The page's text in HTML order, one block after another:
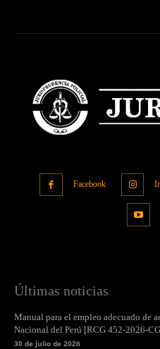
Facebook
Últimas noticias
Manual para el empleo adecuado de
Nacional del Perú [RCG 452-2026-
30 de julio de 2026